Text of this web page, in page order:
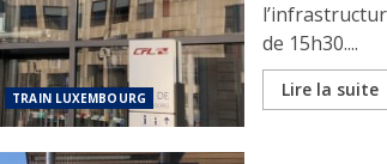
TRAIN LUXEMBOURG
de 15h30....
Lire la suite